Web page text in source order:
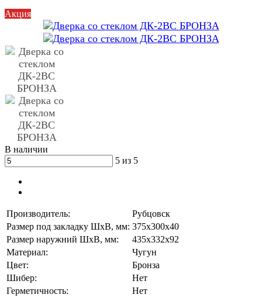
Акция
В наличии
5 из 5
Производитель:
Рубцовск
Размер под закладку ШхВ, мм: 375x300x40
Размер наружний ШхВ, мм:
435x332x92
Материал:
Чугун
Цвет:
Бронза
Шибер:
Нет
Герметичность:
Нет